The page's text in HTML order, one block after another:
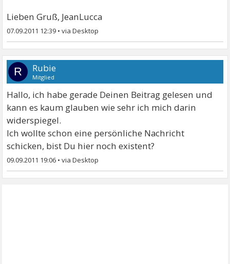
Lieben Gruß, JeanLucca
07.09.2011 12:39 •
R Rubie
Mitglied
Hallo, ich habe gerade Deinen Beitrag gelesen und
kann es kaum glauben wie sehr ich mich darin
widerspiegel.
Ich wollte schon eine persönliche Nachricht
schicken, bist Du hier noch existent?
09.09.2011 19:06 •